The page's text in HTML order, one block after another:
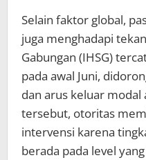
Selain faktor global,
juga menghadapi
Gabungan (IHSG)
pada awal Juni,
dan arus keluar modal
tersebut, otoritas
intervensi karena
berada pada level